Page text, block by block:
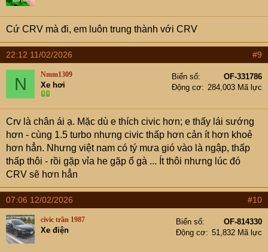
Cứ CRV mà đi, em luôn trung thành với CRV
22:12 11/02/2026 #9
N Nmm1309
Xe hơi
Biển số
OF-331786
Động cơ
284,003 Mã lực
Crv là chân ái ạ. Mặc dù e thích civic hơn; e thấy lái sướng
hơn - cùng 1.5 turbo nhưng civic thấp hơn cản ít hơn khoẻ
hơn hẳn. Nhưng việt nam có tý mưa gió vào là ngập, thấp
thấp thôi - rồi gặp vỉa he gặp ổ gà ... Ít thôi nhưng lúc đó
CRV sẽ hơn hẳn
07:06 12/02/2026 #10
civic trần 1987
Xe điện
Biển số
OF-814330
Động cơ
51,832 Mã lực